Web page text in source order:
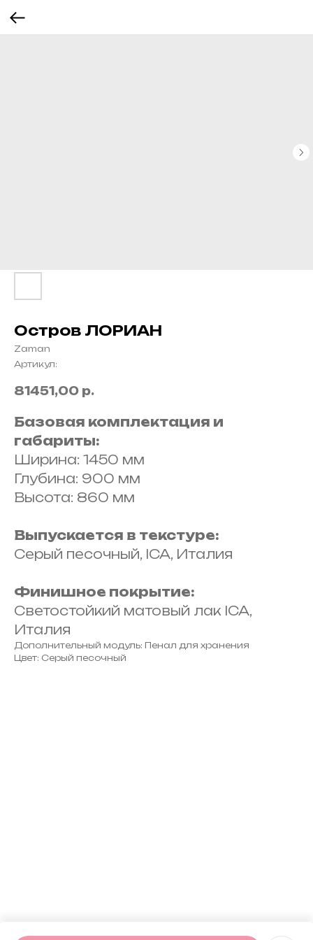
Остров ЛОРИАН
Zaman
Артикул:
81451,00 р.
Базовая комплектация и
габариты:
Ширина: 1450 мм
Глубина: 900 мм
Высота: 860 мм
Выпускается в текстуре:
Серый песочный, ICA, Италия
Финишное покрытие:
Светостойкий матовый лак ICA,
Италия
Дополнительный модуль: Пенал для хранения
Цвет: Серый песочный